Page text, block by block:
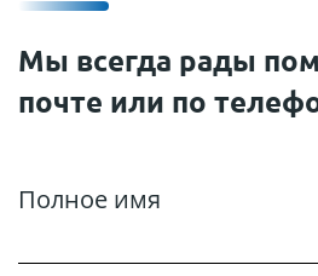
Мы всегда рады
почте или по
Полное имя